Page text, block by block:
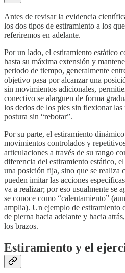
Antes de revisar la evidencia
los dos tipos de estiramiento a los
referiremos en adelante.
Por un lado, el estiramiento estático
hasta su máxima extensión y
periodo de tiempo, generalmente
objetivo pasa por alcanzar una
sin movimientos adicionales,
conectivo se alarguen de forma
los dedos de los pies sin flexionar
postura sin “rebotar”.
Por su parte, el estiramiento
movimientos controlados y
articulaciones a través de su rango
diferencia del estiramiento estático,
una posición fija, sino que se realiza
pueden imitar las acciones
va a realizar; por eso usualmente se
se conoce como “calentamiento”
amplia). Un ejemplo de estiramiento
de pierna hacia adelante y hacia
los brazos.
Estiramiento y el